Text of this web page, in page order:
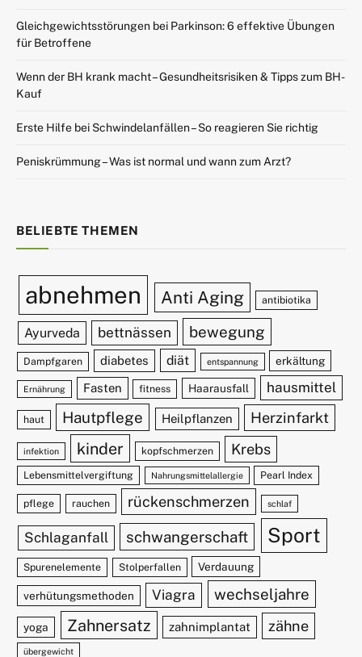
Gleichgewichtsstörungen bei Parkinson: 6 effektive Übungen
für Betroffene
Wenn der BH krank macht – Gesundheitsrisiken & Tipps zum BH-
Kauf
Erste Hilfe bei Schwindelanfällen – So reagieren Sie richtig
Peniskrümmung – Was ist normal und wann zum Arzt?
BELIEBTE THEMEN
abnehmen Anti Aging antibiotika
Ayurveda bettnässen bewegung
Dampfgaren diabetes diät entspannung erkältung
Ernährung Fasten fitness Haarausfall hausmittel
haut Hautpflege Heilpflanzen Herzinfarkt
infektion kinder kopfschmerzen Krebs
Lebensmittelvergiftung Nahrungsmittelallergie Pearl Index
pflege rauchen rückenschmerzen schlaf
Schlaganfall schwangerschaft Sport
Spurenelemente Stolperfallen Verdauung
verhütungsmethoden Viagra wechseljahre
yoga Zahnersatz zahnimplantat zähne
übergewicht